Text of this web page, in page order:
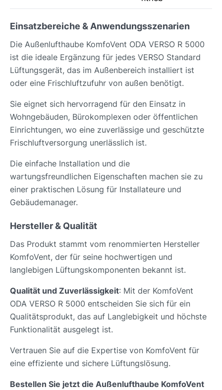
Einsatzbereiche & Anwendungsszenarien
Die Außenlufthaube KomfoVent ODA VERSO R 5000
ist die ideale Ergänzung für jedes VERSO Standard
Lüftungsgerät, das im Außenbereich installiert ist
oder eine Frischluftzufuhr von außen benötigt.
Sie eignet sich hervorragend für den Einsatz in
Wohngebäuden, Bürokomplexen oder öffentlichen
Einrichtungen, wo eine zuverlässige und geschützte
Frischluftversorgung unerlässlich ist.
Die einfache Installation und die
wartungsfreundlichen Eigenschaften machen sie zu
einer praktischen Lösung für Installateure und
Gebäudemanager.
Hersteller & Qualität
Das Produkt stammt vom renommierten Hersteller
KomfoVent, der für seine hochwertigen und
langlebigen Lüftungskomponenten bekannt ist.
Qualität und Zuverlässigkeit: Mit der KomfoVent
ODA VERSO R 5000 entscheiden Sie sich für ein
Qualitätsprodukt, das auf Langlebigkeit und höchste
Funktionalität ausgelegt ist.
Vertrauen Sie auf die Expertise von KomfoVent für
eine effiziente und sichere Lüftungslösung.
Bestellen Sie jetzt die Außenlufthaube KomfoVent